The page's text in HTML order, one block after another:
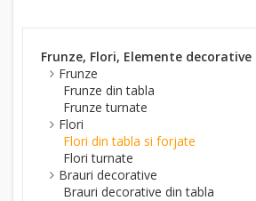
Frunze, Flori, Elemente decorative
Frunze
Frunze din tabla
Frunze turnate
Flori
Flori din tabla si forjate
Flori turnate
Brauri decorative
Brauri decorative din tabla